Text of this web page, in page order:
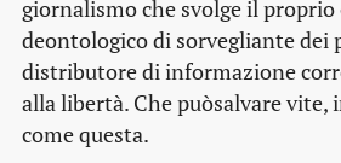
giornalismo che svolge il
deontologico di sorvegliante dei
distributore di informazione
alla libertà. Che puòsalvare vite,
come questa.